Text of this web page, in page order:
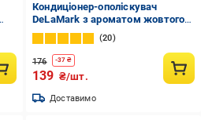
Кондиціонер-ополіскувач
DeLaMark з ароматом жовтого
ірісу та нотками Нарцис 0,75 л
20
176 -37 ₴
139 ₴/шт.
Доставимо